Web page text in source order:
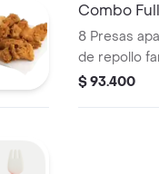
Combo Full
8 Presas
de repollo
litros)
$ 93.400